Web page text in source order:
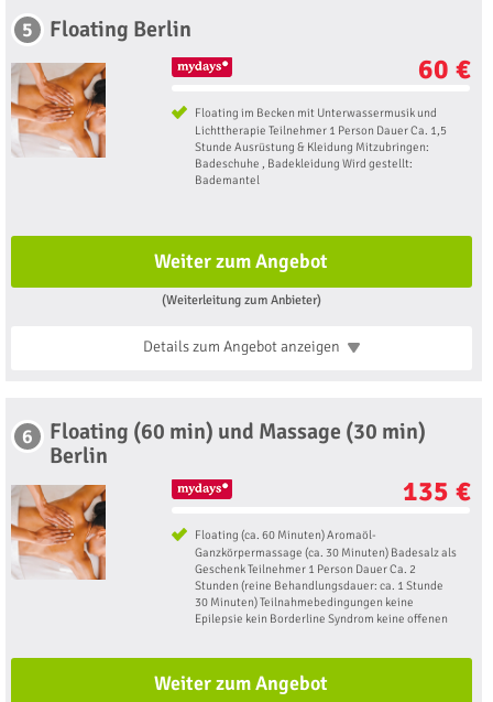
5 Floating Berlin
60 €
Floating im Becken mit Unterwassermusik und
Lichttherapie Teilnehmer 1 Person Dauer Ca. 1,5
Stunde Ausrüstung & Kleidung Mitzubringen:
Badeschuhe , Badekleidung Wird gestellt:
Bademantel
Weiter zum Angebot
(Weiterleitung zum Anbieter)
Details zum Angebotanzeigen
6
Floating (60 min) und Massage (30 min)
Berlin
135 €
Floating (ca. 60 Minuten) Aromaöl-
Ganzkörpermassage (ca. 30 Minuten) Badesalz als
Geschenk Teilnehmer 1 Person Dauer Ca. 2
Stunden (reine Behandlungsdauer: ca. 1 Stunde
30 Minuten) Teilnahmebedingungen keine
Epilepsie kein Borderline Syndrom keine offenen
Weiter zum Angebot